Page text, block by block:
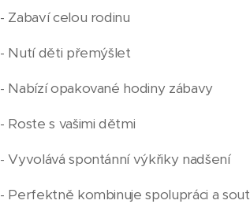
- Zabaví celou rodinu
- Nutí děti přemýšlet
- Nabízí opakované hodiny zábavy
- Roste s vašimi dětmi
- Vyvolává spontánní výkřiky nadšení
- Perfektně kombinuje spolupráci a